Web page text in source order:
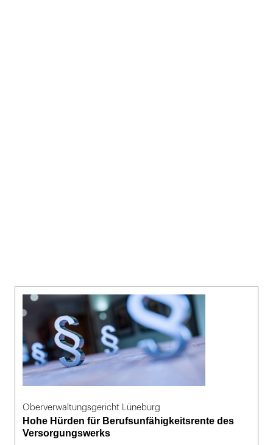
Oberverwaltungsgericht Lüneburg
Hohe Hürden für Berufsunfähigkeitsrente des
Versorgungswerks